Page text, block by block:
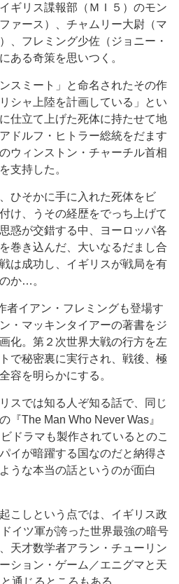
ギリス諜報部（ＭＩ５）のモン
ァース）、チャムリー大尉（マ
、フレミング少佐（ジョニー・
ある奇策を思いつく。
スミート」と命名されたその作
シャ上陸を計画している」とい
仕立て上げた死体に持たせて地
ドルフ・ヒトラー総統をだます
ウィンストン・チャーチル首相
支持した。
ひそかに手に入れた死体をビ
け、うその経歴をでっち上げて
惑が交錯する中、ヨーロッパ各
巻き込んだ、大いなるだまし合
は成功し、イギリスが戦局を有
か…。
イアン・フレミングも登場す
・マッキンタイアーの著書をジ
化。第２次世界大戦の行方を左
で秘密裏に実行され、戦後、極
容を明らかにする。
スでは知る人ぞ知る話で、同じ
『The Man Who Never Was』
ドラマも製作されているとのこ
イが暗躍する国なのだと納得さ
うな本当の話というのが面白
こしという点では、イギリス政
イツ軍が誇った世界最強の暗号
天才数学者アラン・チューリン
ション・ゲーム／エニグマと天
通じるところもある。